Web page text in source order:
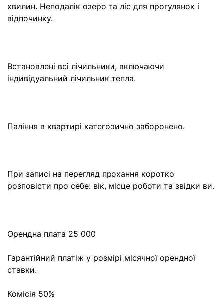
хвилин. Неподалік озеро та ліс для прогулянок і
відпочинку.
Встановлені всі лічильники, включаючи
індивідуальний лічильник тепла.
Паління в квартирі категорично заборонено.
При записі на перегляд прохання коротко
розповісти про себе: вік, місце роботи та звідки ви.
Орендна плата 25 000
Гарантійний платіж у розмірі місячної орендної
ставки.
Комісія 50%